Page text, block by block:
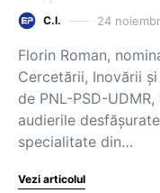
C.I. 24
Florin Roman,
Cercetării, Inovării
de PNL-PSD-
audierile
specialitate din…
Vezi articolul